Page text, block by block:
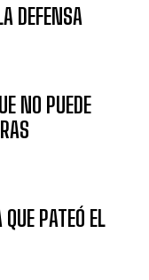
DEFENSA
NO PUEDE
PATEÓ EL